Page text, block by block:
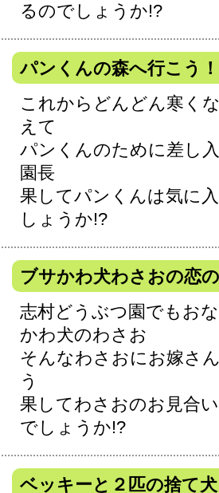
るのでしょうか!?
パンくんの森へ行こう！
これからどんどん寒く
えて
パンくんのために差し
園長
果してパンくんは気に
しょうか!?
ブサかわ犬わさおの恋
志村どうぶつ園でもお
かわ犬のわさお
そんなわさおにお嫁さ
う
果してわさおのお見合
でしょうか!?
ベッキーと２匹の捨て犬